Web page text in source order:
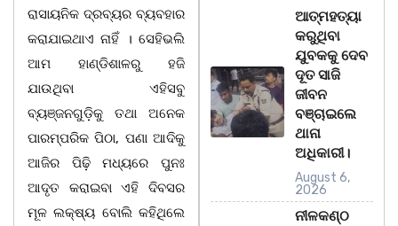
ରାସାୟନିକ ଦ୍ରବ୍ୟର ବ୍ୟବହାର
କରାଯାଇଥାଏ ନାହିଁ । ସେହିଭଲି
ଆମ ହାଣ୍ଡିଶାଳରୁ ହଜି
ଯାଉଥିବା ଏହିସବୁ
ବ୍ୟଞ୍ଜନଗୁଡ଼ିକୁ ତଥା ଅନେକ
ପାରମ୍ପରିକ ପିଠା, ପଣା ଆଦିକୁ
ଆଜିର ପିଢ଼ି ମଧ୍ୟରେ ପୁନଃ
ଆଦୃତ କରାଇବା ଏହି ଦିବସର
ମୂଳ ଲକ୍ଷ୍ୟ ବୋଲି କହିଥିଲେ
ଆତ୍ମହତ୍ୟା
କରୁଥିବା
ଯୁବକକୁ ଦେବ
ଦୂତ ସାଜି
ଜୀବନ
ବଞ୍ଚାଇଲେ
ଥାନା
ଅଧିକାରୀ।
August 6,
2026
ନୀଳକଣ୍ଠ